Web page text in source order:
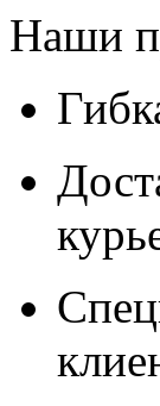
Наши